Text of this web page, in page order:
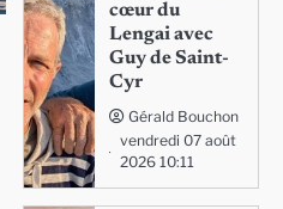
cœur du
Lengai avec
Guy de Saint-
Cyr
Gérald Bouchon
vendredi 07 août
2026 10:11